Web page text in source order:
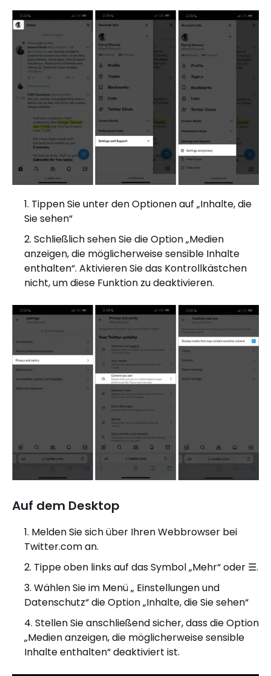
Tippen Sie unter den Optionen auf „Inhalte, die
Sie sehen“
Schließlich sehen Sie die Option „Medien
anzeigen, die möglicherweise sensible Inhalte
enthalten“. Aktivieren Sie das Kontrollkästchen
nicht, um diese Funktion zu deaktivieren.
Auf dem Desktop
Melden Sie sich über Ihren Webbrowser bei
Twitter.com an.
Tippe oben links auf das Symbol „Mehr“ oder ☰.
Wählen Sie im Menü „ Einstellungen und
Datenschutz“ die Option „Inhalte, die Sie sehen“
Stellen Sie anschließend sicher, dass die Option
„Medien anzeigen, die möglicherweise sensible
Inhalte enthalten“ deaktiviert ist.